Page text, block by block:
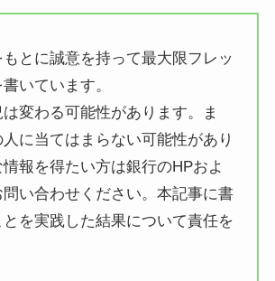
とに誠意を持って最大限フレッ
いています。
変わる可能性があります。ま
に当てはまらない可能性があり
報を得たい方は銀行のHPおよ
い合わせください。本記事に書
を実践した結果について責任を